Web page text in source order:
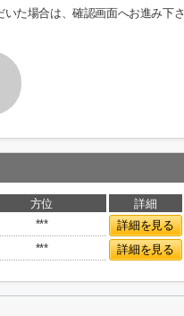
た場合は、確認画面へお進み下さ
方位
詳細
***
詳細を見る
*** 詳細を見る